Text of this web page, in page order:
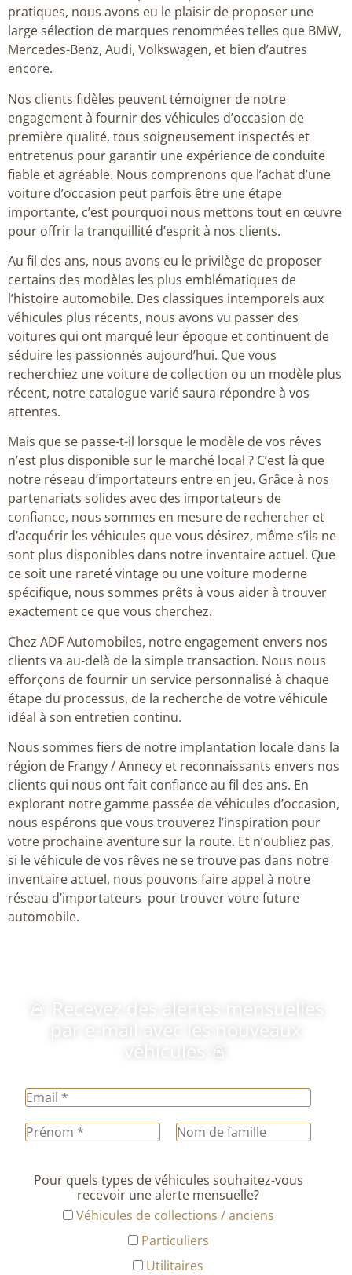
pratiques, nous avons eu le plaisir de proposer une
large sélection de marques renommées telles que BMW,
Mercedes-Benz, Audi, Volkswagen, et bien d’autres
encore.
Nos clients fidèles peuvent témoigner de notre
engagement à fournir des véhicules d’occasion de
première qualité, tous soigneusement inspectés et
entretenus pour garantir une expérience de conduite
fiable et agréable. Nous comprenons que l’achat d’une
voiture d’occasion peut parfois être une étape
importante, c’est pourquoi nous mettons tout en œuvre
pour offrir la tranquillité d’esprit à nos clients.
Au fil des ans, nous avons eu le privilège de proposer
certains des modèles les plus emblématiques de
l’histoire automobile. Des classiques intemporels aux
véhicules plus récents, nous avons vu passer des
voitures qui ont marqué leur époque et continuent de
séduire les passionnés aujourd’hui. Que vous
recherchiez une voiture de collection ou un modèle plus
récent, notre catalogue varié saura répondre à vos
attentes.
Mais que se passe-t-il lorsque le modèle de vos rêves
n’est plus disponible sur le marché local ? C’est là que
notre réseau d’importateurs entre en jeu. Grâce à nos
partenariats solides avec des importateurs de
confiance, nous sommes en mesure de rechercher et
d’acquérir les véhicules que vous désirez, même s’ils ne
sont plus disponibles dans notre inventaire actuel. Que
ce soit une rareté vintage ou une voiture moderne
spécifique, nous sommes prêts à vous aider à trouver
exactement ce que vous cherchez.
Chez ADF Automobiles, notre engagement envers nos
clients va au-delà de la simple transaction. Nous nous
efforçons de fournir un service personnalisé à chaque
étape du processus, de la recherche de votre véhicule
idéal à son entretien continu.
Nous sommes fiers de notre implantation locale dans la
région de Frangy / Annecy et reconnaissants envers nos
clients qui nous ont fait confiance au fil des ans. En
explorant notre gamme passée de véhicules d’occasion,
nous espérons que vous trouverez l’inspiration pour
votre prochaine aventure sur la route. Et n’oubliez pas,
si le véhicule de vos rêves ne se trouve pas dans notre
inventaire actuel, nous pouvons faire appel à notre
réseau d’importateurs pour trouver votre future
automobile.
🚨 Recevez des alertes mensuelles
par e-mail avec les nouveaux
véhicules 🚨
Pour quels types de véhicules souhaitez-vous
recevoir une alerte mensuelle?
Véhicules de collections / anciens
Particuliers
Utilitaires